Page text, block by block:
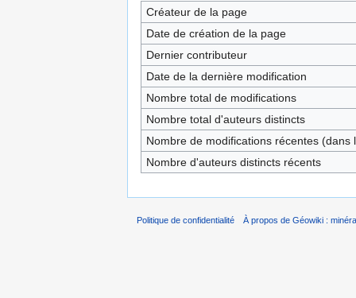
Créateur de la page
Date de création de la page
Dernier contributeur
Date de la dernière modification
Nombre total de modifications
Nombre total d'auteurs distincts
Nombre de modifications récentes (dans
Nombre d'auteurs distincts récents
Politique de confidentialité À propos de Géowiki :